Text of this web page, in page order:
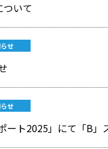
いて
せ
せ